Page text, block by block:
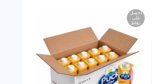
احصل
على
نقاط